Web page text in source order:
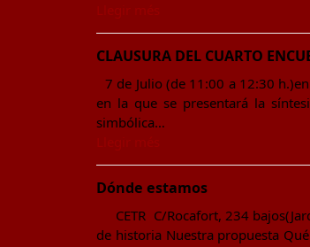
CLAUSURA DEL CUARTO
7 de Julio (de 11:00 a 12:30 h.)en
en la que se presentará la
simbólica…
Dónde estamos
CETR C/Rocafort, 234
de historia Nuestra propuesta